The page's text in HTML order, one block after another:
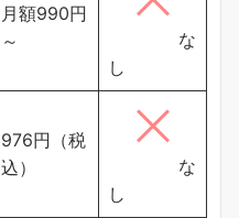
月額990円
～
な
し
976円（税
込）
な
し